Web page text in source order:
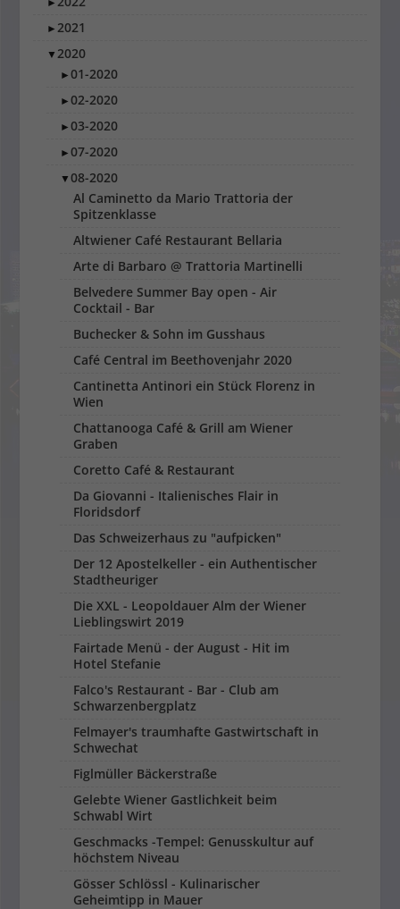
►2021
▼2020
►01-2020
►02-2020
►03-2020
►07-2020
▼08-2020
Al Caminetto da Mario Trattoria der
Spitzenklasse
Altwiener Café Restaurant Bellaria
Arte di Barbaro @ Trattoria Martinelli
Belvedere Summer Bay open - Air
Cocktail - Bar
Buchecker & Sohn im Gusshaus
Café Central im Beethovenjahr 2020
Cantinetta Antinori ein Stück Florenz in
Wien
Chattanooga Café & Grill am Wiener
Graben
Coretto Café & Restaurant
Da Giovanni - Italienisches Flair in
Floridsdorf
Das Schweizerhaus zu "aufpicken"
Der 12 Apostelkeller - ein Authentischer
Stadtheuriger
Die XXL - Leopoldauer Alm der Wiener
Lieblingswirt 2019
Fairtade Menü - der August - Hit im
Hotel Stefanie
Falco's Restaurant - Bar - Club am
Schwarzenbergplatz
Felmayer's traumhafte Gastwirtschaft in
Schwechat
Figlmüller Bäckerstraße
Gelebte Wiener Gastlichkeit beim
Schwabl Wirt
Geschmacks -Tempel: Genusskultur auf
höchstem Niveau
Gösser Schlössl - Kulinarischer
Geheimtipp in Mauer